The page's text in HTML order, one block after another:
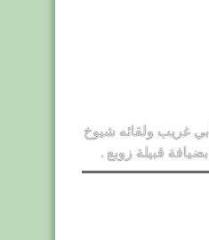
غريب ولقائه شيوخ
قبيلة زوبع .